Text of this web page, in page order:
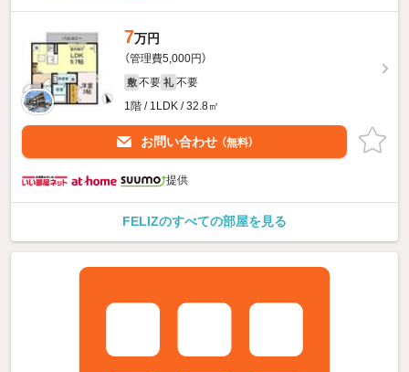
7万円
（管理費5,000円）
敷 不要 礼 不要
1階 / 1LDK / 32.8㎡
お問い合わせ （無料）
提供
FELIZのすべての部屋を見る